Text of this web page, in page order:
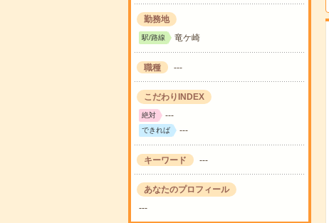
勤務地
駅/路線 竜ケ崎
職種 ---
こだわりINDEX
絶対 ---
できれば ---
キーワード ---
あなたのプロフィール
---